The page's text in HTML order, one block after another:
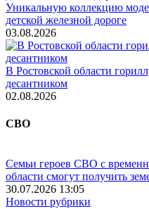
Уникальную коллекцию
детской железной дороге
03.08.2026
В Ростовской области
десантником
02.08.2026
СВО
Семьи героев СВО с
области смогут получить
30.07.2026 13:05
Новости рубрики